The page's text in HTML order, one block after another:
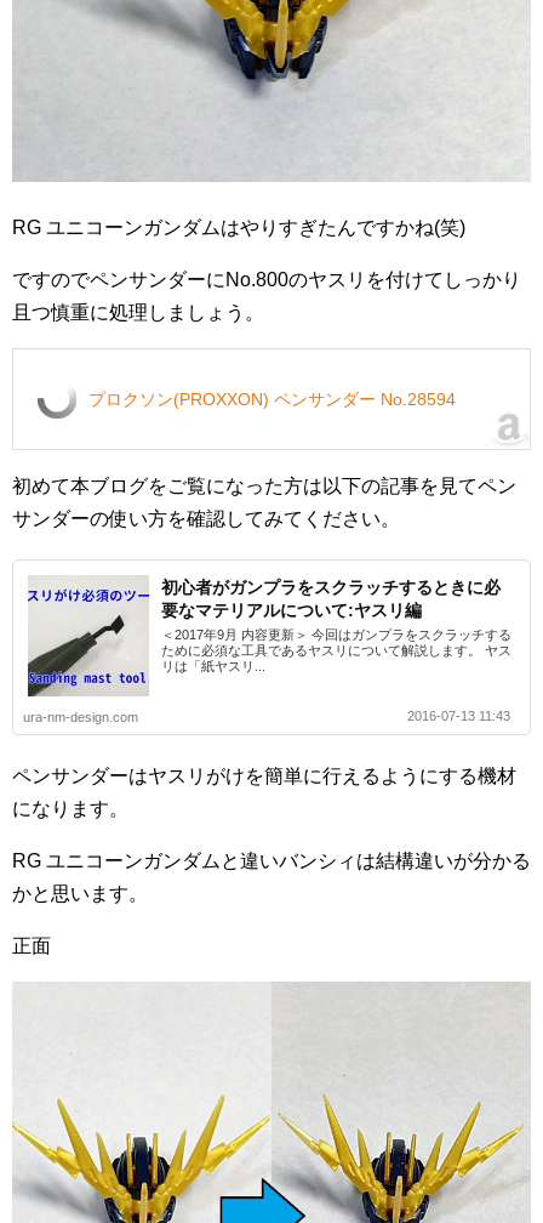
RG ユニコーンガンダムはやりすぎたんですかね(笑)
ですのでペンサンダーにNo.800のヤスリを付けてしっかり
且つ慎重に処理しましょう。
プロクソン(PROXXON) ペンサンダー No.28594
初めて本ブログをご覧になった方は以下の記事を見てペン
サンダーの使い方を確認してみてください。
初心者がガンプラをスクラッチするときに必
要なマテリアルについて:ヤスリ編
＜2017年9月 内容更新＞ 今回はガンプラをスクラッチする
ために必須な工具であるヤスリについて解説します。 ヤス
リは「紙ヤスリ...
ura-nm-design.com 2016-07-13 11:43
ペンサンダーはヤスリがけを簡単に行えるようにする機材
になります。
RG ユニコーンガンダムと違いバンシィは結構違いが分かる
かと思います。
正面